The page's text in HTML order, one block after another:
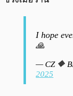
I hope
🙏
— CZ 🔶
2025